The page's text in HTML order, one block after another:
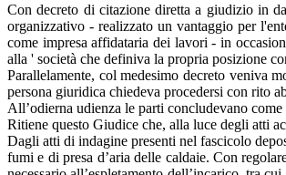
Con decreto di citazione diretta a giudizio in
organizzativo - realizzato un vantaggio per
come impresa affidataria dei lavori - in
alla ' società che definiva la propria posizione
Parallelamente, col medesimo decreto veniva
persona giuridica chiedeva procedersi con rito
All’odierna udienza le parti concludevano
Ritiene questo Giudice che, alla luce degli atti
Dagli atti di indagine presenti nel fascicolo
fumi e di presa d’aria delle caldaie. Con